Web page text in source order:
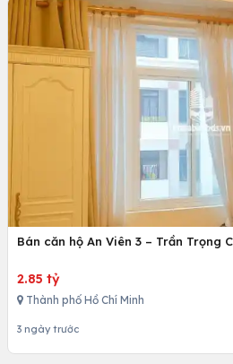
Bán căn hộ An Viên 3 – Trần Trọng
2.85 tỷ
Thành phố Hồ Chí Minh
3 ngày trước